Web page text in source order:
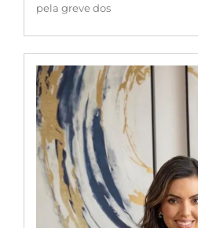
pela greve dos